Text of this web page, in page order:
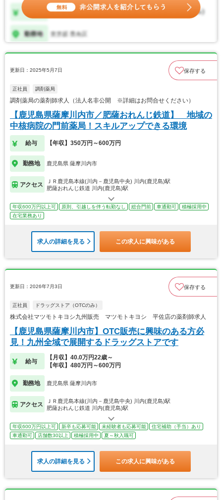
更新日：2025年5月7日 保存する
正社員 調剤薬局
調剤薬局の薬剤師求人（法人名非公開 ※詳細はお問合せください）
【鹿児島県薩摩川内市／肥薩おれんじ鉄道】 地域の
中核病院の門前薬局！スキルアップできる環境
給与 【年収】350万円～600万円
勤務地 鹿児島県 薩摩川内市
アクセス
ＪＲ鹿児島本線(川内－鹿児島中央) 川内(鹿児島)駅
肥薩おれんじ鉄道 川内(鹿児島)駅
年収600万円以上可 原則、引越しを伴う転勤なし 総合門前 車通勤可
積極採用中
在宅業務あり
求人の詳細を見る この求人に興味がある
更新日：2026年7月3日 保存する
正社員 ドラッグストア（OTCのみ）
株式会社マツモトキヨシ九州販売 マツモトキヨシ 平佐店の薬剤師求人
【鹿児島県薩摩川内市】OTC販売に興味のある方必
見！九州全域で展開するドラッグストアです
給与
【月収】40.0万円22歳～
【年収】480万円～600万円
勤務地 鹿児島県 薩摩川内市
アクセス
ＪＲ鹿児島本線(川内－鹿児島中央) 川内(鹿児島)駅
肥薩おれんじ鉄道 川内(鹿児島)駅
年収600万円以上可 新卒も応募可能 未経験者も応募可能
住宅補助（手当）あり
車通勤可
店舗数30以上 積極採用中 夏～秋入職可
求人の詳細を見る この求人に興味がある